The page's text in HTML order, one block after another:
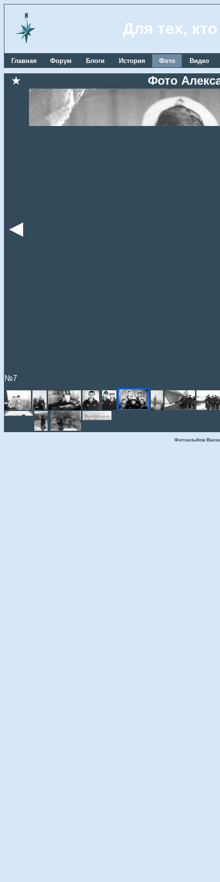
Для тех,
Главная Форум Блоги История Фото Видео
★ Фото
◄
№7
Фотоальбом